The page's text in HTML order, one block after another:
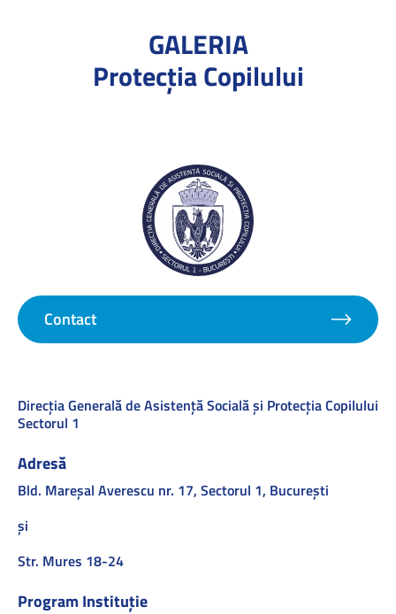
GALERIA
Protecţia Copilului
Contact
Direcţia Generală de Asistenţă Socială şi Protecţia Copilului
Sectorul 1
Adresă
Bld. Mareşal Averescu nr. 17, Sectorul 1, Bucureşti
și
Str. Mures 18-24
Program Instituție